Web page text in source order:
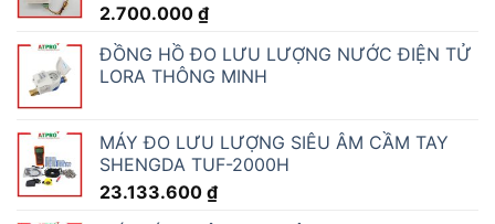
2.700.000 ₫
ĐỒNG HỒ ĐO LƯU LƯỢNG NƯỚC ĐIỆN TỬ
LORA THÔNG MINH
MÁY ĐO LƯU LƯỢNG SIÊU ÂM CẦM TAY
SHENGDA TUF-2000H
23.133.600 ₫